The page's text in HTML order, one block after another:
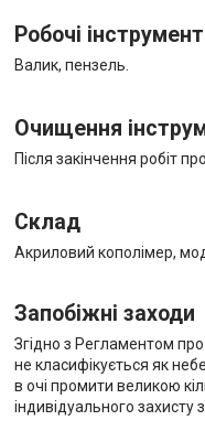
Робочі
Валик, пензель.
Очищення
Після закінчення робіт
Склад
Акриловий кополімер,
Запобіжні заходи
Згідно з Регламентом
не класифікується як
в очі промити великою
індивідуального